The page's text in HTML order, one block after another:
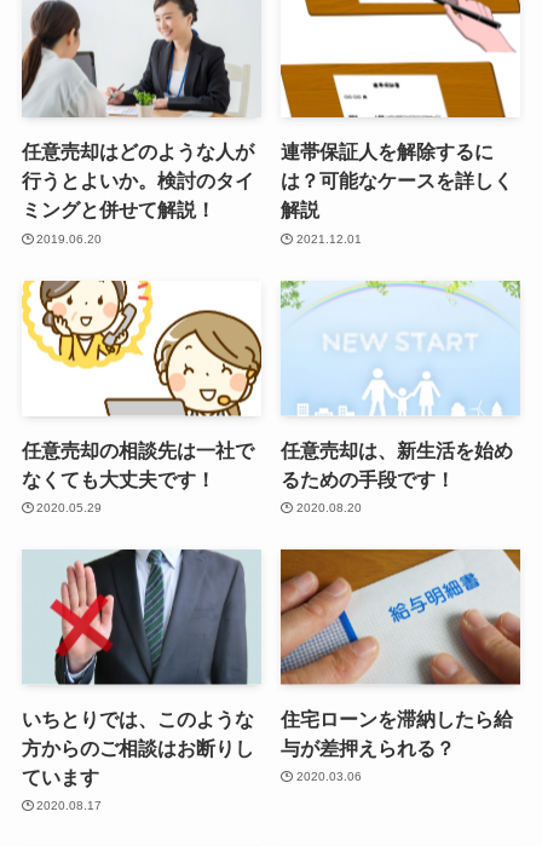
任意売却はどのような人が
行うとよいか。検討のタイ
ミングと併せて解説！
2019.06.20
連帯保証人を解除するに
は？可能なケースを詳しく
解説
2021.12.01
任意売却の相談先は一社で
なくても大丈夫です！
2020.05.29
任意売却は、新生活を始め
るための手段です！
2020.08.20
いちとりでは、このような
方からのご相談はお断りし
ています
2020.08.17
住宅ローンを滞納したら給
与が差押えられる？
2020.03.06